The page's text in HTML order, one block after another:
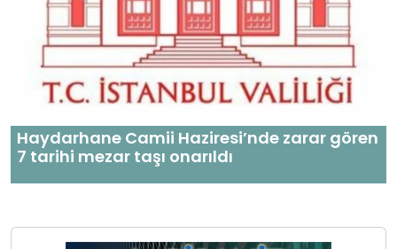
Haydarhane Camii Haziresi’nde zarar gören
7 tarihi mezar taşı onarıldı